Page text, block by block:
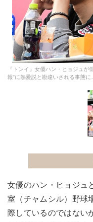
『トンイ』女優ハン・ヒョジュ
報”に熱愛説と勘違いされる事態に
女優のハン・ヒョジュ
室（チャムシル）野球
際しているのではない